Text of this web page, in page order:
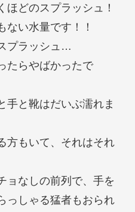
ほどのスプラッシュ！
ない水量です！！
プラッシュ…
たらやばかったで
手と靴はだいぶ濡れま
方もいて、それはそれ
ョなしの前列で、手を
っしゃる猛者もおられ